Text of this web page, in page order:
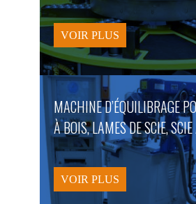
VOIR PLUS
MACHINE D’ÉQUILIBRAGE
À BOIS, LAMES DE SCIE,
VOIR PLUS